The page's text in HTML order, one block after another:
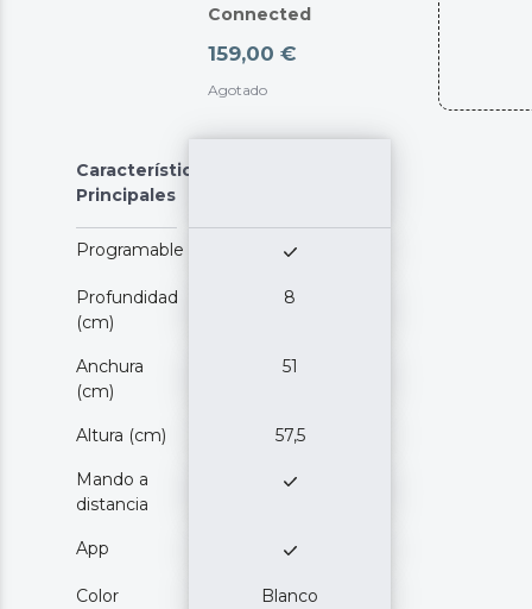
Connected
159,00 €
Agotado
Características
Principales
Programable
Profundidad
(cm)
8
Anchura
(cm)
51
Altura (cm) 57,5
Mando a
distancia
App
Color Blanco